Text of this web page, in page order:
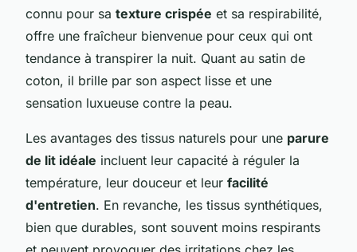
connu pour sa texture crispée et sa respirabilité,
offre une fraîcheur bienvenue pour ceux qui ont
tendance à transpirer la nuit. Quant au satin de
coton, il brille par son aspect lisse et une
sensation luxueuse contre la peau.
Les avantages des tissus naturels pour une parure
de lit idéale incluent leur capacité à réguler la
température, leur douceur et leur facilité
d'entretien. En revanche, les tissus synthétiques,
bien que durables, sont souvent moins respirants